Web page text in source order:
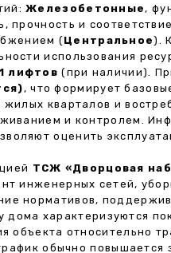
Железобетонные,
прочность и
(Центральное).
использования
1 лифтов (при наличии).
, что формирует
кварталов и
и контролем.
оценить
ТСЖ «Дворцовая
инженерных сетей,
нормативов,
дома характеризуются
объекта относительно
обычно